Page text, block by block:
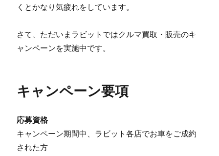
くとかなり気疲れをしています。
さて、ただいまラビットではクルマ買取・販売のキ
ャンペーンを実施中です。
キャンペーン要項
応募資格
キャンペーン期間中、ラビット各店でお車をご成約
された方